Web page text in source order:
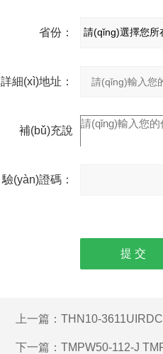
省份：
詳細(xì)地址：
補(bǔ)充說
驗(yàn)證碼：
（填寫阿拉伯
shù)字），如：三
上一篇： THN10-
下一篇： TMPW50-112-J